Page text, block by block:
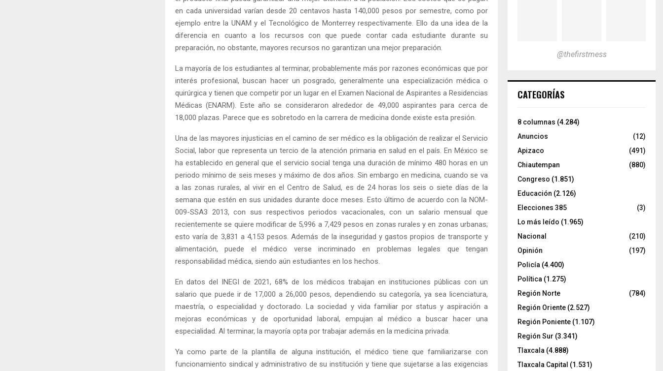
en cada universidad varían desde 20 centavos hasta 140,000 pesos por semestre, como por
ejemplo entre la UNAM y el Tecnológico de Monterrey respectivamente. Ello da una idea de la
diferencia en cuanto a los recursos con que puede contar cada estudiante durante su
preparación, no obstante, mayores recursos no garantizan una mejor preparación.
La mayoría de los estudiantes al terminar, probablemente más por razones económicas que por
interés profesional, buscan hacer un posgrado, generalmente una especialización médica o
quirúrgica y tienen que competir por un lugar en el Examen Nacional de Aspirantes a Residencias
Médicas (ENARM). Este año se consideraron alrededor de 49,000 aspirantes para cerca de
18,000 plazas. Parece que es sobretodo en la carrera de medicina donde existe esta presión.
Una de las mayores injusticias en el camino de ser médico es la obligación de realizar el Servicio
Social, labor que representa un tercio de la atención primaria en salud en el país. En México se
ha establecido en general que el servicio social tenga una duración de mínimo 480 horas en un
periodo mínimo de seis meses y máximo de dos años. Sin embargo en medicina, cuando se va
a las zonas rurales, al vivir en el Centro de Salud, es de 24 horas los seis o siete días de la
semana que estén en sus unidades durante doce meses. Esto último de acuerdo con la NOM-
009-SSA3 2013, con sus respectivos periodos vacacionales, con un salario mensual que
recientemente se quiere modificar de 5,996 a 7,429 pesos en zonas rurales y en zonas urbanas;
esto varía de 3,831 a 4,153 pesos. Además de la inseguridad y gastos propios de transporte y
alimentación, puede el médico verse incriminado en problemas legales que tengan
responsabilidad médica, siendo aún estudiantes en los hechos.
En datos del INEGI de 2021, 68% de los médicos trabajan en instituciones públicas con un
salario que puede ir de 17,000 a 26,000 pesos, dependiendo su categoría, ya sea licenciatura,
maestría, o especialidad y doctorado. La sociedad y vida familiar por status y aspiración a
mejoras económicas y de oportunidad laboral, empujan al médico a buscar hacer una
especialidad. Al terminar, la mayoría opta por trabajar además en la medicina privada.
Ya como parte de la plantilla de alguna institución, el médico tiene que familiarizarse con
funcionamiento sindical y administrativo de su institución y tiene que sujetarse a las exigencias
@thefirstmess
CATEGORÍAS
8 columnas (4.284)
Anuncios
(12)
Apizaco
(491)
Chiautempan
(880)
Congreso (1.851)
Educación (2.126)
Elecciones 385
(3)
Lo más leído (1.965)
Nacional
(210)
Opinión
(197)
Policía (4.400)
Política (1.275)
Región Norte
(784)
Región Oriente (2.527)
Región Poniente (1.107)
Región Sur (3.341)
Tlaxcala (4.888)
Tlaxcala Capital (1.531)